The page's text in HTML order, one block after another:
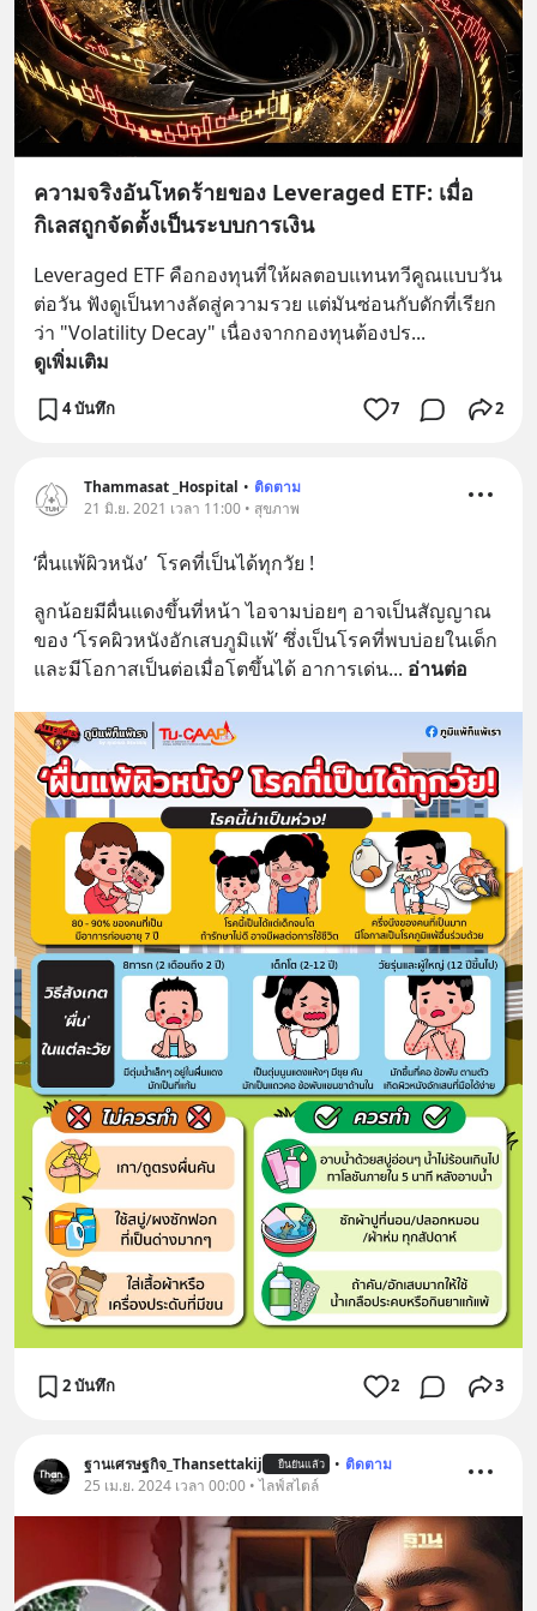
ความจริงอันโหดร้ายของ Leveraged ETF: เมื่อ
กิเลสถูกจัดตั้งเป็นระบบการเงิน
Leveraged ETF คือกองทุนที่ให้ผลตอบแทนทวีคูณแบบวัน
ต่อวัน ฟังดูเป็นทางลัดสู่ความรวย แต่มันซ่อนกับดักที่เรียก
ว่า "Volatility Decay" เนื่องจากกองทุนต้องปร...
ดูเพิ่มเติม
4 บันทึก 7 2
Thammasat _Hospital • ติดตาม
21 มิ.ย. 2021 เวลา 11:00 • สุขภาพ
‘ผื่นแพ้ผิวหนัง’  โรคที่เป็นได้ทุกวัย !
ลูกน้อยมีผื่นแดงขึ้นที่หน้า ไอจามบ่อยๆ อาจเป็นสัญญาณ
ของ ‘โรคผิวหนังอักเสบภูมิแพ้’ ซึ่งเป็นโรคที่พบบ่อยในเด็ก
และมีโอกาสเป็นต่อเมื่อโตขึ้นได้ อาการเด่น... อ่านต่อ
2 บันทึก 2 3
ฐานเศรษฐกิจ_Thansettakij ยืนยันแล้ว • ติดตาม
25 เม.ย. 2024 เวลา 00:00 • ไลฟ์สไตล์